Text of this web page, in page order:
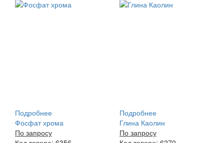
Подробнее
Фосфат хрома
По запросу
Подробнее
Глина Каолин
По запросу